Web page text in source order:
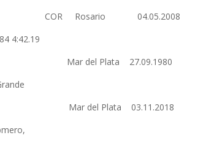
COR Rosario 04.05.2008
4:42.19
del Plata 27.09.1980
del Plata 03.11.2018